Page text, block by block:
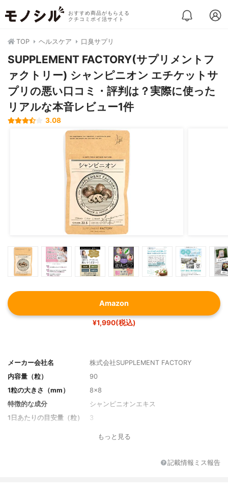
おすすめ商品がもらえる
クチコミポイ活サイト
TOP ヘルスケア 口臭サプリ
SUPPLEMENT FACTORY(サプリメントフ
ァクトリー) シャンピニオン エチケットサ
プリの悪い口コミ・評判は？実際に使った
リアルな本音レビュー1件
3.08
Amazon
¥1,990(税込)
メーカー会社名
株式会社SUPPLEMENT FACTORY
内容量（粒）
90
1粒の大きさ（mm）
8×8
特徴的な成分
シャンピニオンエキス
1日あたりの目安量（粒）
3
もっと見る
記載情報ミス報告